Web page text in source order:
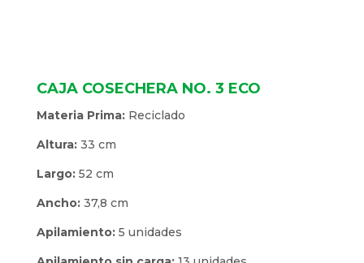
CAJA COSECHERA NO. 3 ECO
Materia Prima:Reciclado
Altura: 33 cm
Largo:52 cm
Ancho:37,8 cm
Apilamiento:5 unidades